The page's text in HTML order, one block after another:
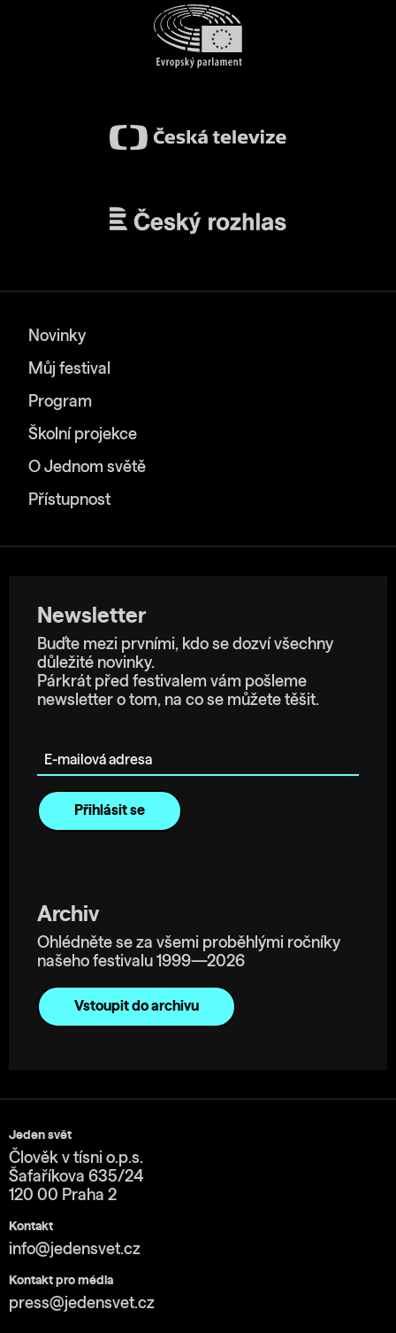
Novinky
Můj festival
Program
Školní projekce
O Jednom světě
Přístupnost
Newsletter
Buďte mezi prvními, kdo se dozví všechny
důležité novinky.
Párkrát před festivalem vám pošleme
newsletter o tom, na co se můžete těšit.
Archiv
Ohlédněte se za všemi proběhlými ročníky
našeho festivalu 1999—2026
Vstoupit do archivu
Jeden svět
Člověk v tísni o.p.s.
Šafaříkova 635/24
120 00 Praha 2
Kontakt
info@jedensvet.cz
Kontakt pro média
press@jedensvet.cz